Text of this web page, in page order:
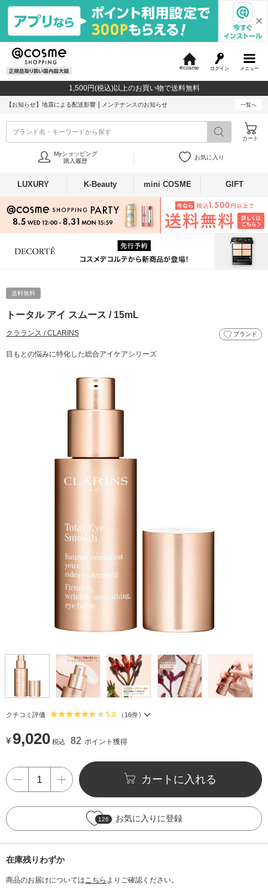
メニュー
ログイン
c
o
1,500円(税込)以上のお買い物で送料無料
【お知らせ】 地震による配送影響 メンテナンスのお知らせ 一覧へ
ブランド名・キーワードから探す
カート
Myショッピング
購入履歴
お気に入り
LUXURY K-Beauty mini COSME GIFT
送料無料
トータル アイ スムース / 15mL
クラランス / CLARINS ブランド
目もとの悩みに特化した総合アイケアシリーズ
クチコミ評価 5.8 （ 16件）
¥ 9,020 税込 82 ポイント獲得
カートに入れる
126 お気に入りに登録
在庫残りわずか
商品のお届けについてはこちら よりご確認ください。